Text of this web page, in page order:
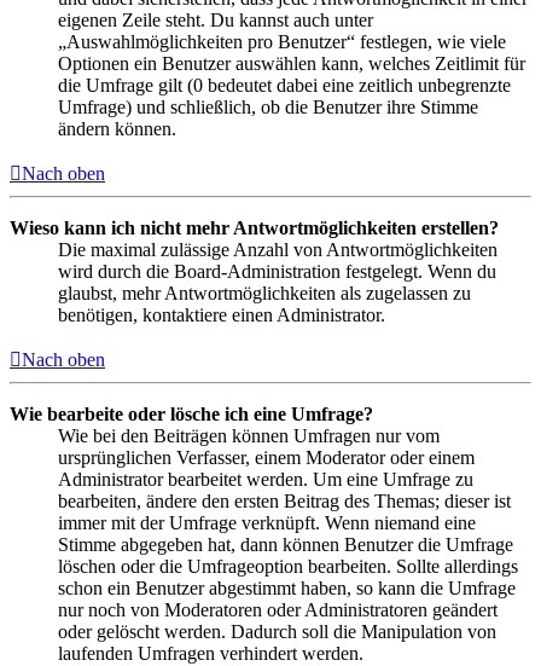
eigenen Zeile steht. Du kannst auch unter
„Auswahlmöglichkeiten pro Benutzer“ festlegen, wie viele
Optionen ein Benutzer auswählen kann, welches Zeitlimit für
die Umfrage gilt (0 bedeutet dabei eine zeitlich unbegrenzte
Umfrage) und schließlich, ob die Benutzer ihre Stimme
ändern können.
Nach oben
Wieso kann ich nicht mehr Antwortmöglichkeiten erstellen?
Die maximal zulässige Anzahl von Antwortmöglichkeiten
wird durch die Board-Administration festgelegt. Wenn du
glaubst, mehr Antwortmöglichkeiten als zugelassen zu
benötigen, kontaktiere einen Administrator.
Nach oben
Wie bearbeite oder lösche ich eine Umfrage?
Wie bei den Beiträgen können Umfragen nur vom
ursprünglichen Verfasser, einem Moderator oder einem
Administrator bearbeitet werden. Um eine Umfrage zu
bearbeiten, ändere den ersten Beitrag des Themas; dieser ist
immer mit der Umfrage verknüpft. Wenn niemand eine
Stimme abgegeben hat, dann können Benutzer die Umfrage
löschen oder die Umfrageoption bearbeiten. Sollte allerdings
schon ein Benutzer abgestimmt haben, so kann die Umfrage
nur noch von Moderatoren oder Administratoren geändert
oder gelöscht werden. Dadurch soll die Manipulation von
laufenden Umfragen verhindert werden.